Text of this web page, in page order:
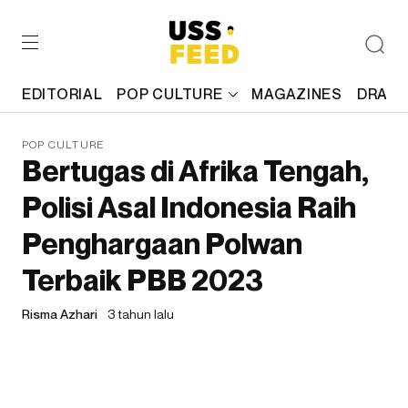
EDITORIAL POP CULTURE MAGAZINES
POP CULTURE
Bertugas di Afrika Tengah,
Polisi Asal Indonesia Raih
Penghargaan Polwan
Terbaik PBB 2023
Risma Azhari 3 tahun lalu